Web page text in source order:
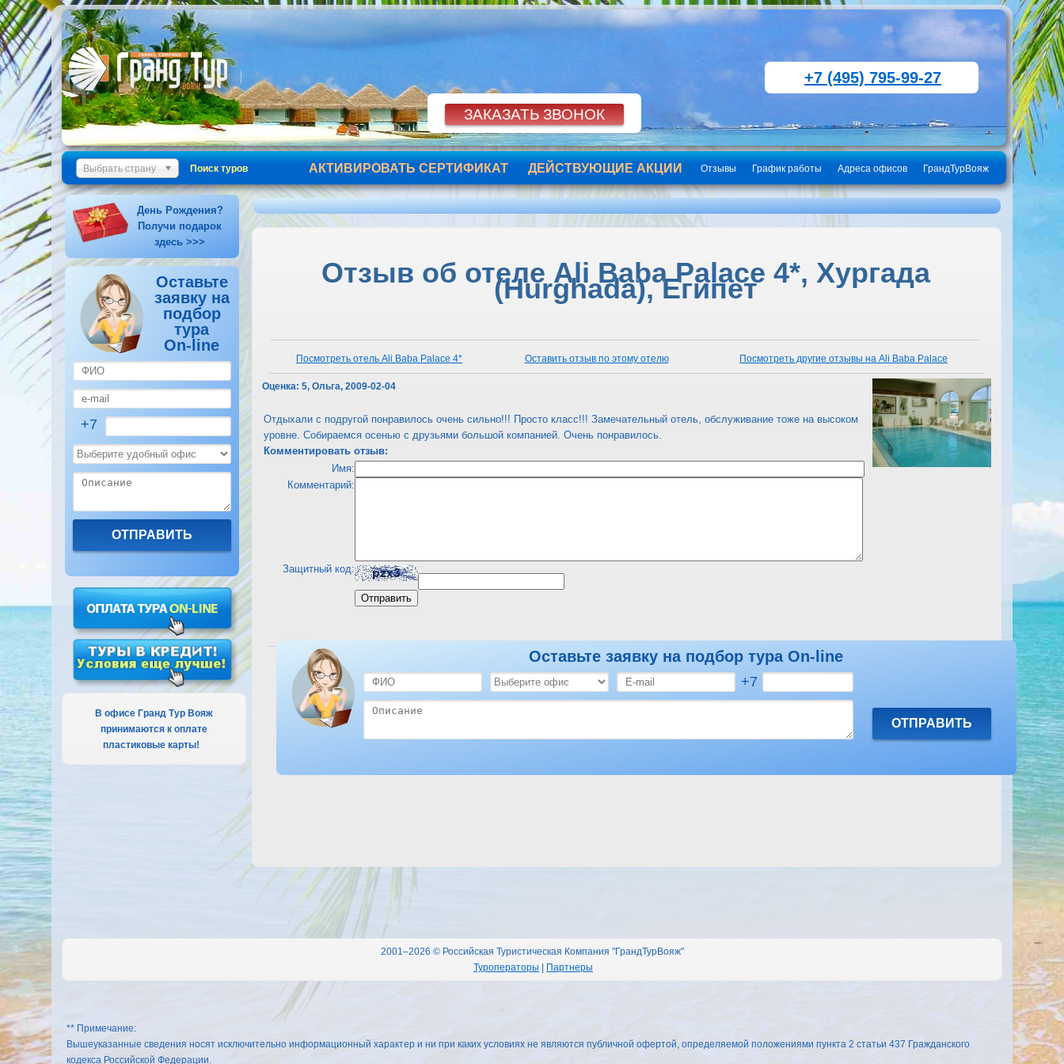
+7 (495) 795-99-27
Выбрать страну Поиск туров ГрандТурВояж
Адреса офисов
График работы
Отзывы
ДЕЙСТВУЮЩИЕ АКЦИИ
АКТИВИРОВАТЬ СЕРТИФИКАТ
День Рождения?
Получи подарок
здесь >>>
Оставьте
заявку на
подбор
тура
On-line
+7
В офисе Гранд Тур Вояж
принимаются к оплате
пластиковые карты!
Отзыв об отеле Ali Baba Palace 4*, Хургада
(Hurghada), Египет
Посмотреть отель Ali Baba Palace 4* Оставить отзыв по этому отелю Посмотреть другие отзывы на Ali Baba Palace
Оценка: 5, Ольга, 2009-02-04
Отдыхали с подругой понравилось очень сильно!!! Просто класс!!! Замечательный отель, обслуживание тоже на высоком
уровне. Собираемся осенью с друзьями большой компанией. Очень понравилось.
Комментировать отзыв:
Имя:
Комментарий:
Защитный код:
Посмотреть отель Ali Baba Palace 4* Оставить отзыв по этому отелю Посмотреть другие отзывы на Ali Baba Palace
Оставьте заявку на подбор тура On-line
+7
2001–2026 © Российская Туристическая Компания "ГрандТурВояж"
Туроператоры
Партнеры
** Примечание:
Вышеуказанные сведения носят исключительно информационный характер и ни при каких условиях не являются публичной офертой, определяемой положениями пункта 2 статьи 437 Гражданского
кодекса Российской Федерации.